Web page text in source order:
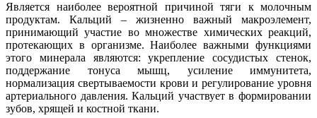
Является наиболее вероятной причиной тяги к молочным
продуктам. Кальций – жизненно важный макроэлемент,
принимающий участие во множестве химических реакций,
протекающих в организме. Наиболее важными функциями
этого минерала являются: укрепление сосудистых стенок,
поддержание тонуса мышц, усиление иммунитета,
нормализация свертываемости крови и регулирование уровня
артериального давления. Кальций участвует в формировании
зубов, хрящей и костной ткани.